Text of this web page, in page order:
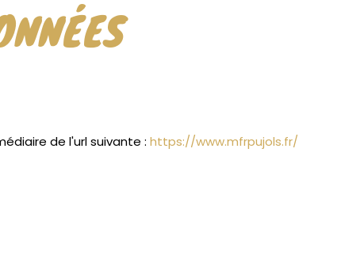
de l'url suivante : https://www.mfrpujols.fr/